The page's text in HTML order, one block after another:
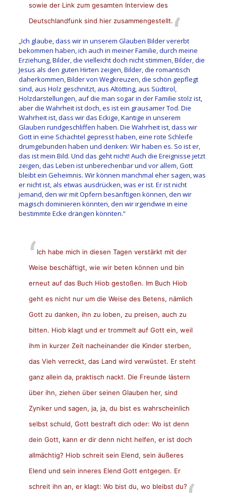
sowie der Link zum gesamten Interview des
Deutschlandfunk sind hier zusammengestellt.
„Ich glaube, dass wir in unserem Glauben Bilder vererbt
bekommen haben, ich auch in meiner Familie, durch meine
Erziehung, Bilder, die vielleicht doch nicht stimmen, Bilder, die
Jesus als den guten Hirten zeigen, Bilder, die romantisch
daherkommen, Bilder von Wegkreuzen, die schön gepflegt
sind, aus Holz geschnitzt, aus Altötting, aus Südtirol,
Holzdarstellungen, auf die man sogar in der Familie stolz ist,
aber die Wahrheit ist doch, es ist ein grausamer Tod. Die
Wahrheit ist, dass wir das Eckige, Kantige in unserem
Glauben rundgeschliffen haben. Die Wahrheit ist, dass wir
Gott in eine Schachtel gepresst haben, eine rote Schleife
drumgebunden haben und denken: Wir haben es. So ist er,
das ist mein Bild. Und das geht nicht! Auch die Ereignisse jetzt
zeigen, das Leben ist unberechenbar und vor allem, Gott
bleibt ein Geheimnis. Wir können manchmal eher sagen, was
er nicht ist, als etwas ausdrücken, was er ist. Er ist nicht
jemand, den wir mit Opfern besänftigen können, den wir
magisch dominieren könnten, den wir irgendwie in eine
bestimmte Ecke drängen könnten.“
Ich habe mich in diesen Tagen verstärkt mit der
Weise beschäftigt, wie wir beten können und bin
erneut auf das Buch Hiob gestoßen. Im Buch Hiob
geht es nicht nur um die Weise des Betens, nämlich
Gott zu danken, ihn zu loben, zu preisen, auch zu
bitten. Hiob klagt und er trommelt auf Gott ein, weil
ihm in kurzer Zeit nacheinander die Kinder sterben,
das Vieh verreckt, das Land wird verwüstet. Er steht
ganz allein da, praktisch nackt. Die Freunde lästern
über ihn, ziehen über seinen Glauben her, sind
Zyniker und sagen, ja, ja, du bist es wahrscheinlich
selbst schuld, Gott bestraft dich oder: Wo ist denn
dein Gott, kann er dir denn nicht helfen, er ist doch
allmächtig? Hiob schreit sein Elend, sein äußeres
Elend und sein inneres Elend Gott entgegen. Er
schreit ihn an, er klagt: Wo bist du, wo bleibst du?